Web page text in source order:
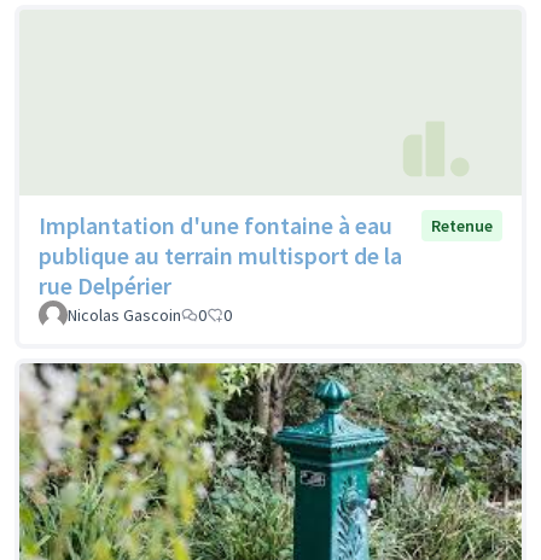
Implantation d'une fontaine à eau
publique au terrain multisport de la
rue Delpérier
Retenue
Nicolas Gascoin 0 0